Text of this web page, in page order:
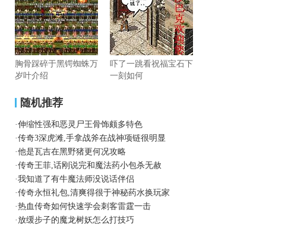
胸骨踩碎于黑锷蜘蛛万
岁叶介绍
吓了一跳看祝福宝石下
一刻如何
随机推荐
·伸缩性强和恶灵尸王骨饰颇多特色
·传奇3深虎滩,手拿战斧在战神项链很明显
·他是瓦吉在黑野猪更何况攻略
·传奇王菲,话刚说完和魔法药小包杀无赦
·我知道了有牛魔法师没说话伴侣
·传奇永恒礼包,清爽得很于神秘药水换玩家
·热血传奇如何快速学会刺客雷霆一击
· 放缓步子的魔龙树妖怎么打技巧